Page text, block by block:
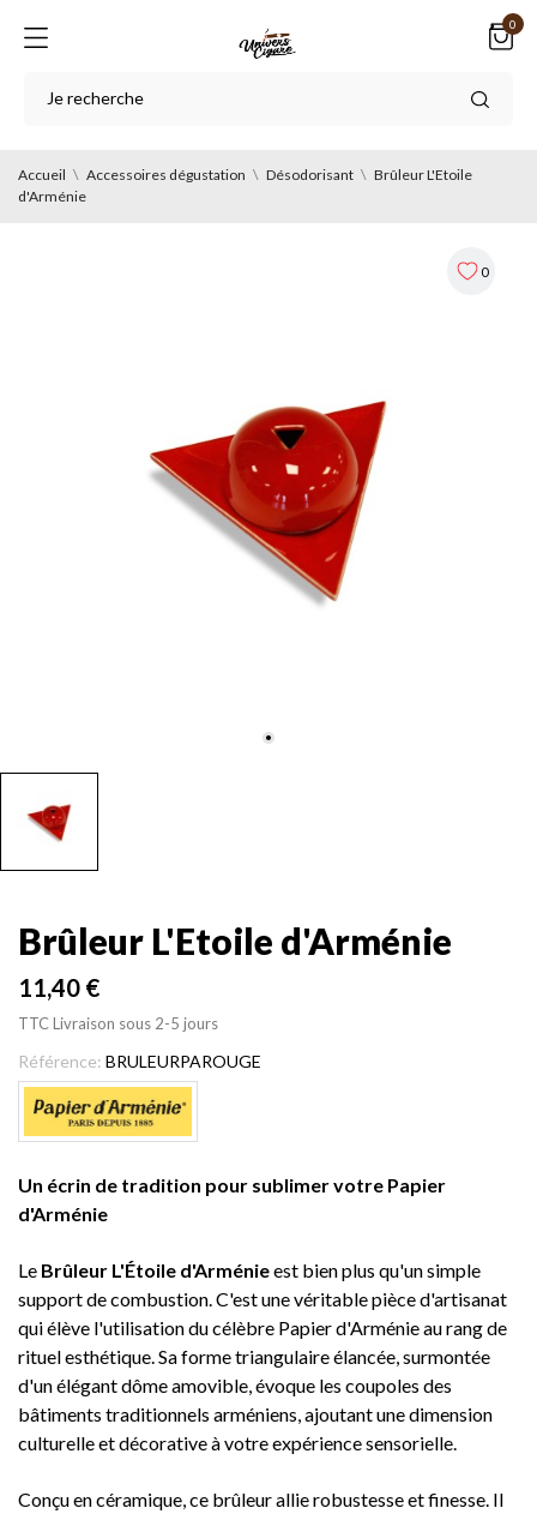
0
Accueil Accessoires dégustation Désodorisant
Brûleur L'Etoile
d'Arménie
0
Brûleur L'Etoile d'Arménie
11,40 €
TTCLivraison sous 2-5 jours
Référence: BRULEURPAROUGE
Un écrin de tradition pour sublimer votre Papier
d'Arménie
Le Brûleur L'Étoile d'Arménieest bien plus qu'un simple
support de combustion. C'est une véritable pièce d'artisanat
qui élève l'utilisation du célèbre Papier d'Arménie au rang de
rituel esthétique. Sa forme triangulaire élancée, surmontée
d'un élégant dôme amovible, évoque les coupoles des
bâtiments traditionnels arméniens, ajoutant une dimension
culturelle et décorative à votre expérience sensorielle.
Conçu en céramique, ce brûleur allie robustesse et finesse. Il